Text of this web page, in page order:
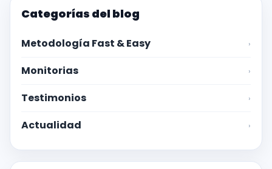
Categorías del blog
Metodología Fast & Easy ›
Monitorias ›
Testimonios ›
Actualidad ›